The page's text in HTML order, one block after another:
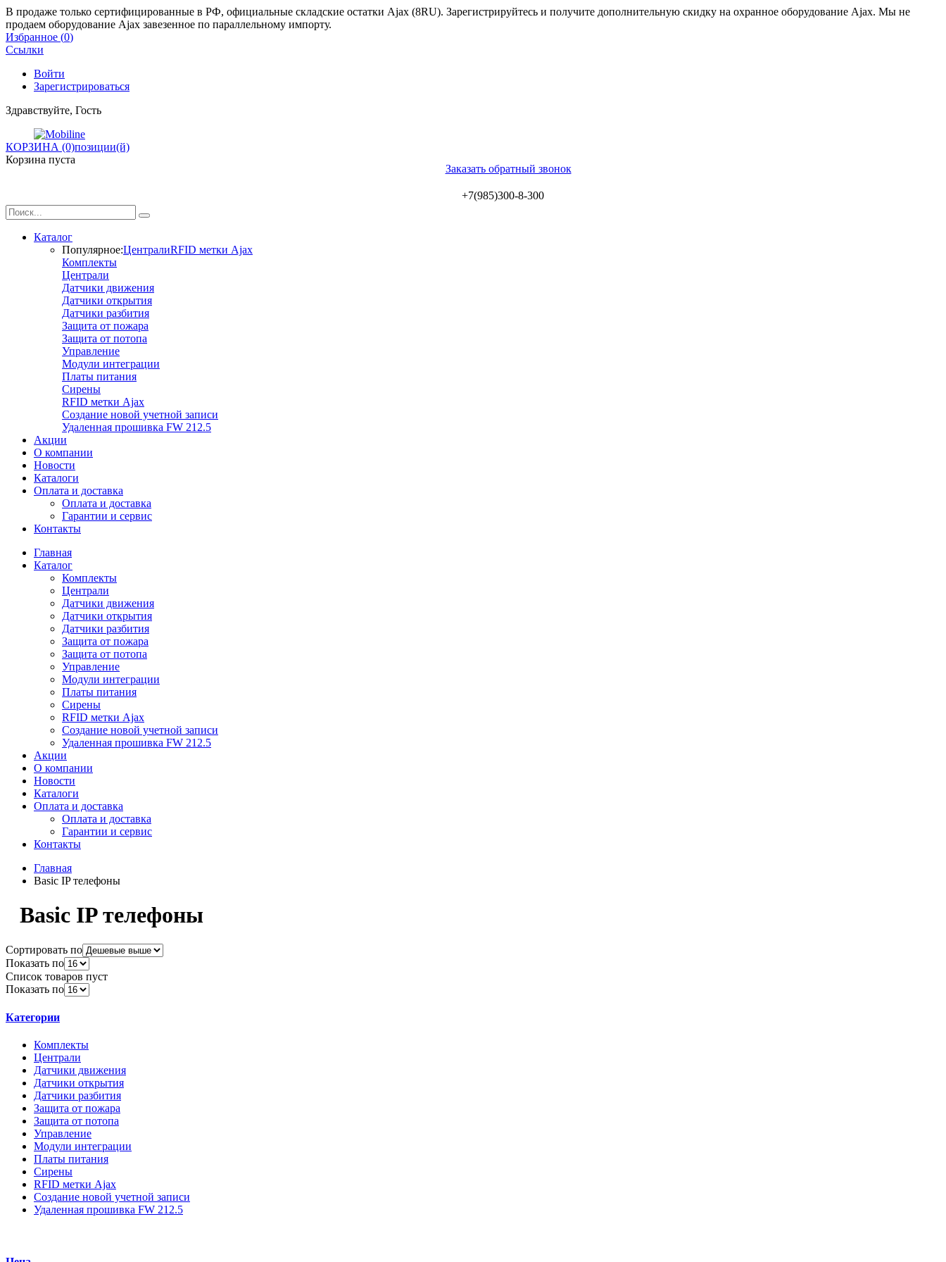
В продаже только сертифицированные в РФ, официальные складские остатки Ajax (8RU). Зарегистрируйтесь и получите дополнительную скидку на охранное оборудование Ajax. Мы не
продаем оборудование Ajax завезенное по параллельному импорту.
Избранное (0)
Ссылки
Войти
Зарегистрироваться
Здравствуйте, Гость
КОРЗИНА (0)позиции(й)
Корзина пуста
Заказать обратный звонок
+7(985)300-8-300
Каталог
Популярное:ЦентралиRFID метки Ajax
Комплекты
Централи
Датчики движения
Датчики открытия
Датчики разбития
Защита от пожара
Защита от потопа
Управление
Модули интеграции
Платы питания
Сирены
RFID метки Ajax
Создание новой учетной записи
Удаленная прошивка FW 212.5
Акции
О компании
Новости
Каталоги
Оплата и доставка
Оплата и доставка
Гарантии и сервис
Контакты
Главная
Каталог
Комплекты
Централи
Датчики движения
Датчики открытия
Датчики разбития
Защита от пожара
Защита от потопа
Управление
Модули интеграции
Платы питания
Сирены
RFID метки Ajax
Создание новой учетной записи
Удаленная прошивка FW 212.5
Акции
О компании
Новости
Каталоги
Оплата и доставка
Оплата и доставка
Гарантии и сервис
Контакты
Главная
Basic IP телефоны
Basic IP телефоны
Сортировать по
Показать по
Список товаров пуст
Показать по
Категории
Комплекты
Централи
Датчики движения
Датчики открытия
Датчики разбития
Защита от пожара
Защита от потопа
Управление
Модули интеграции
Платы питания
Сирены
RFID метки Ajax
Создание новой учетной записи
Удаленная прошивка FW 212.5